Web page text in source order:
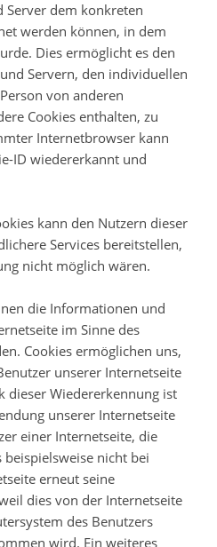
Server dem konkreten
werden können, in dem
Dies ermöglicht es den
Servern, den individuellen
von anderen
Cookies enthalten, zu
Internetbrowser kann
ID wiedererkannt und
kann den Nutzern dieser
Services bereitstellen,
nicht möglich wären.
die Informationen und
im Sinne des
Cookies ermöglichen uns,
unserer Internetseite
dieser Wiedererkennung ist
unserer Internetseite
einer Internetseite, die
nicht bei
erneut seine
dies von der Internetseite
des Benutzers
wird. Ein weiteres